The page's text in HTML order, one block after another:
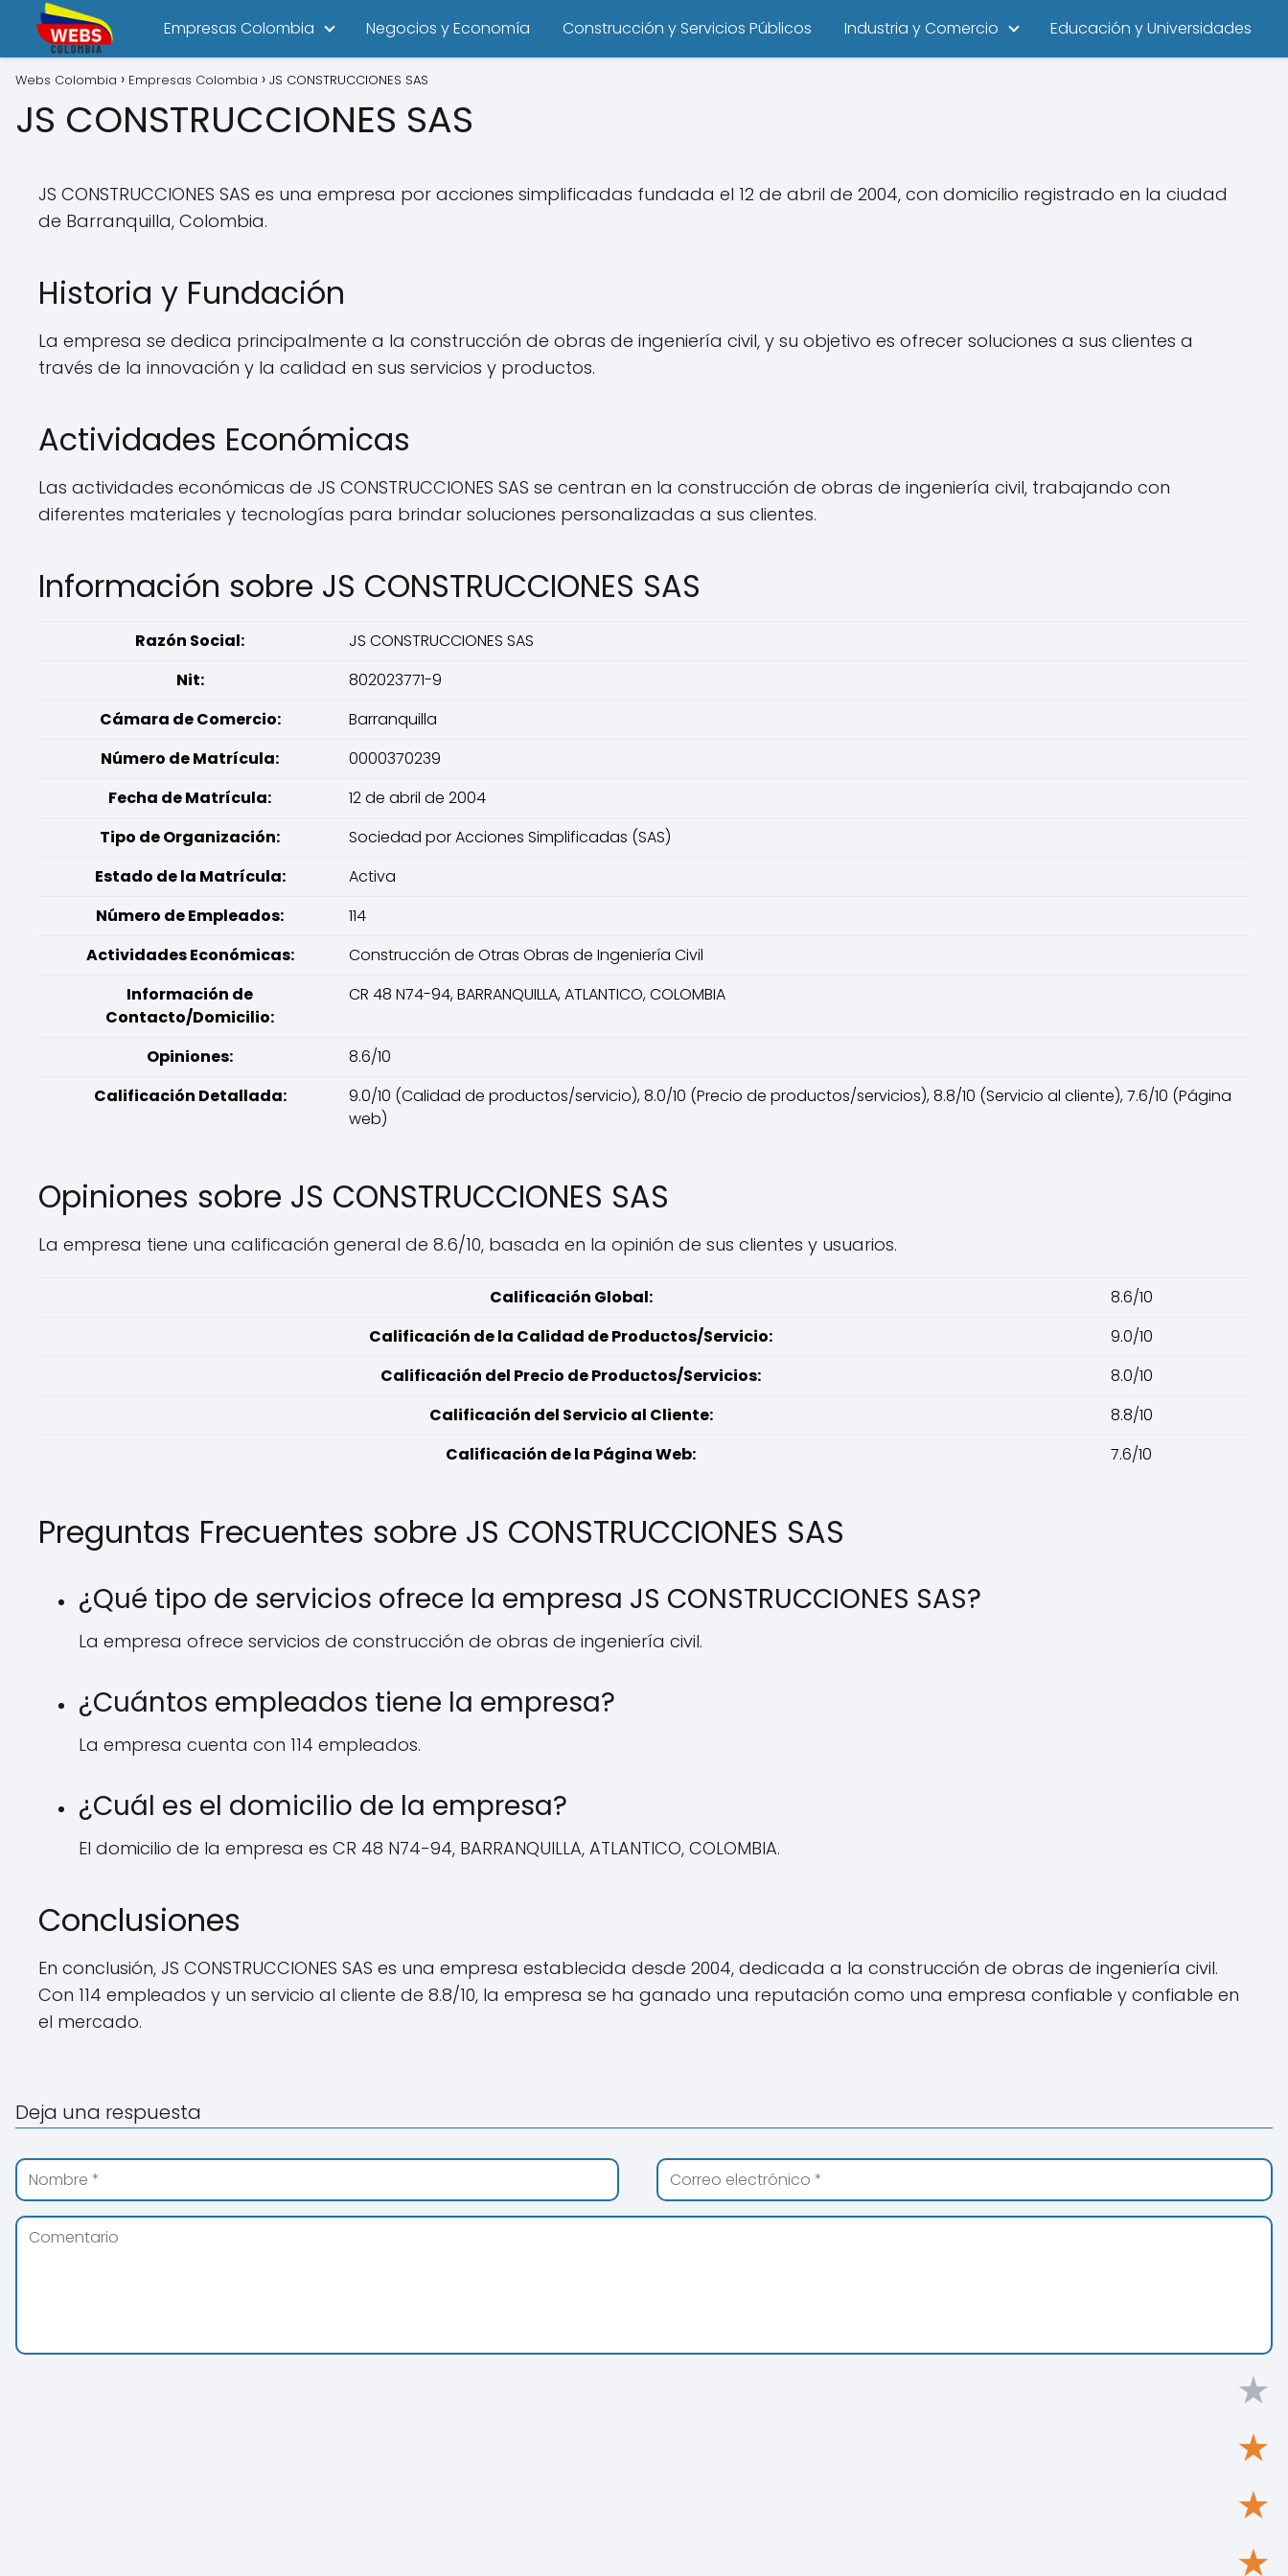
Empresas Colombia Negocios y Economía Construcción y Servicios Públicos Industria y Comercio Educación y Universidades
Webs Colombia Empresas Colombia JS CONSTRUCCIONES SAS
JS CONSTRUCCIONES SAS
JS CONSTRUCCIONES SAS es una empresa por acciones simplificadas fundada el 12 de abril de 2004, con domicilio registrado en la ciudad
de Barranquilla, Colombia.
Historia y Fundación
La empresa se dedica principalmente a la construcción de obras de ingeniería civil, y su objetivo es ofrecer soluciones a sus clientes a
través de la innovación y la calidad en sus servicios y productos.
Actividades Económicas
Las actividades económicas de JS CONSTRUCCIONES SAS se centran en la construcción de obras de ingeniería civil, trabajando con
diferentes materiales y tecnologías para brindar soluciones personalizadas a sus clientes.
Información sobre JS CONSTRUCCIONES SAS
Razón Social:
JS CONSTRUCCIONES SAS
Nit:
802023771-9
Cámara de Comercio:
Barranquilla
Número de Matrícula:
0000370239
Fecha de Matrícula:
12 de abril de 2004
Tipo de Organización:
Sociedad por Acciones Simplificadas (SAS)
Estado de la Matrícula:
Activa
Número de Empleados:
114
Actividades Económicas:
Construcción de Otras Obras de Ingeniería Civil
Información de
Contacto/Domicilio:
CR 48 N74-94, BARRANQUILLA, ATLANTICO, COLOMBIA
Opiniones:
8.6/10
Calificación Detallada:
9.0/10 (Calidad de productos/servicio), 8.0/10 (Precio de productos/servicios), 8.8/10 (Servicio al cliente), 7.6/10 (Página
web)
Opiniones sobre JS CONSTRUCCIONES SAS
La empresa tiene una calificación general de 8.6/10, basada en la opinión de sus clientes y usuarios.
Calificación Global:
8.6/10
Calificación de la Calidad de Productos/Servicio:
9.0/10
Calificación del Precio de Productos/Servicios:
8.0/10
Calificación del Servicio al Cliente:
8.8/10
Calificación de la Página Web:
7.6/10
Preguntas Frecuentes sobre JS CONSTRUCCIONES SAS
¿Qué tipo de servicios ofrece la empresa JS CONSTRUCCIONES SAS?
La empresa ofrece servicios de construcción de obras de ingeniería civil.
¿Cuántos empleados tiene la empresa?
La empresa cuenta con 114 empleados.
¿Cuál es el domicilio de la empresa?
El domicilio de la empresa es CR 48 N74-94, BARRANQUILLA, ATLANTICO, COLOMBIA.
Conclusiones
En conclusión, JS CONSTRUCCIONES SAS es una empresa establecida desde 2004, dedicada a la construcción de obras de ingeniería civil.
Con 114 empleados y un servicio al cliente de 8.8/10, la empresa se ha ganado una reputación como una empresa confiable y confiable en
el mercado.
Deja una respuesta
★
★
★
★